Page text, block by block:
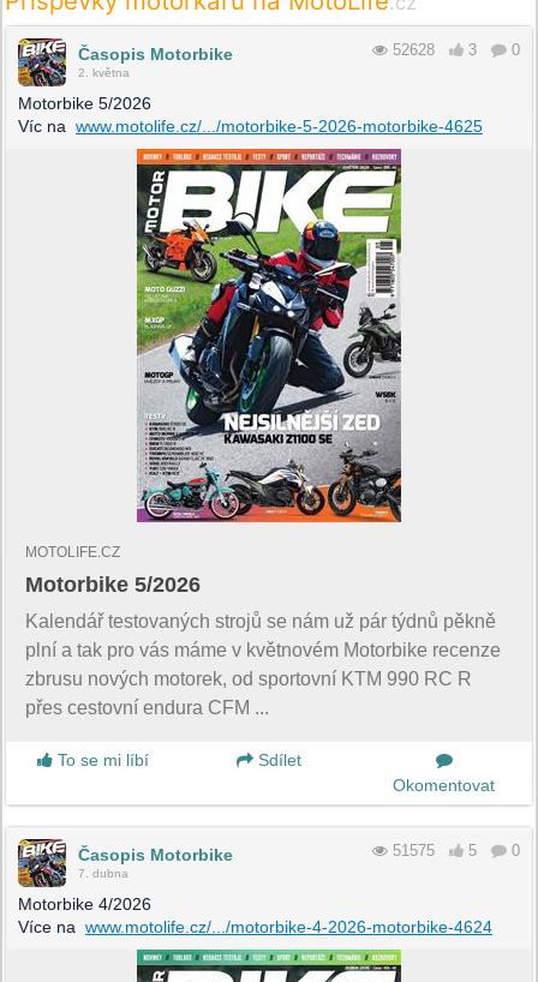
Časopis Motorbike
2. května
52628 3 0
Motorbike 5/2026
Víc na www.motolife.cz/.../motorbike-5-2026-motorbike-4625
MOTOLIFE.CZ
Motorbike 5/2026
Kalendář testovaných strojů se nám už pár týdnů pěkně
plní a tak pro vás máme v květnovém Motorbike recenze
zbrusu nových motorek, od sportovní KTM 990 RC R
přes cestovní endura CFM ...
To se mi líbí
Sdílet
Okomentovat
Časopis Motorbike
7. dubna
51575 5 0
Motorbike 4/2026
Více na www.motolife.cz/.../motorbike-4-2026-motorbike-4624